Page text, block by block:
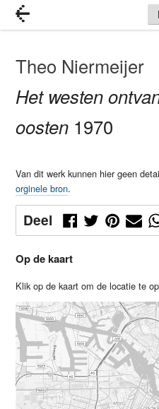
Theo Niermeijer
Het westen
oosten 1970
Van dit werk kunnen hier geen
orginele bron.
Deel
Op de kaart
Klik op de kaart om de locatie te